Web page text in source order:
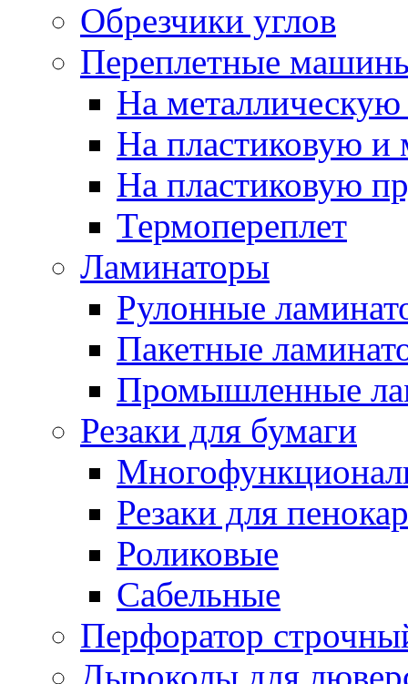
Обрезчики углов
Переплетные
На
На пластиковую и
На пластиковую
Термопереплет
Ламинаторы
Рулонные
Пакетные
Промышленные
Резаки для бумаги
Резаки для
Роликовые
Сабельные
Перфоратор